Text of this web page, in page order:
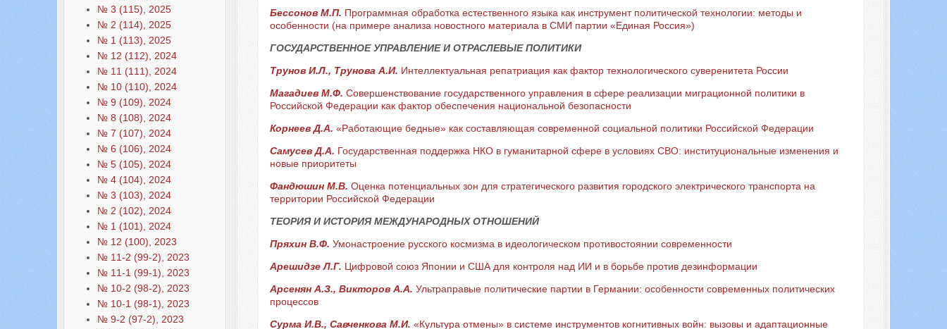
№ 3 (115), 2025
№ 2 (114), 2025
№ 1 (113), 2025
№ 12 (112), 2024
№ 11 (111), 2024
№ 10 (110), 2024
№ 9 (109), 2024
№ 8 (108), 2024
№ 7 (107), 2024
№ 6 (106), 2024
№ 5 (105), 2024
№ 4 (104), 2024
№ 3 (103), 2024
№ 2 (102), 2024
№ 1 (101), 2024
№ 12 (100), 2023
№ 11-2 (99-2), 2023
№ 11-1 (99-1), 2023
№ 10-2 (98-2), 2023
№ 10-1 (98-1), 2023
№ 9-2 (97-2), 2023
Бессонов М.П. Программная обработка естественного языка как инструмент политической технологии: методы и
особенности (на примере анализа новостного материала в СМИ партии «Единая Россия»)
ГОСУДАРСТВЕННОЕ УПРАВЛЕНИЕ И ОТРАСЛЕВЫЕ ПОЛИТИКИ
Трунов И.Л., Трунова А.И. Интеллектуальная репатриация как фактор технологического суверенитета России
Магадиев М.Ф. Совершенствование государственного управления в сфере реализации миграционной политики в
Российской Федерации как фактор обеспечения национальной безопасности
Корнеев Д.А. «Работающие бедные» как составляющая современной социальной политики Российской Федерации
Самусев Д.А. Государственная поддержка НКО в гуманитарной сфере в условиях СВО: институциональные изменения и
новые приоритеты
Фандюшин М.В. Оценка потенциальных зон для стратегического развития городского электрического транспорта на
территории Российской Федерации
ТЕОРИЯ И ИСТОРИЯ МЕЖДУНАРОДНЫХ ОТНОШЕНИЙ
Пряхин В.Ф. Умонастроение русского космизма в идеологическом противостоянии современности
Арешидзе Л.Г. Цифровой союз Японии и США для контроля над ИИ и в борьбе против дезинформации
Арсенян А.З., Викторов А.А. Ультраправые политические партии в Германии: особенности современных политических
процессов
Сурма И.В., Савченкова М.И. «Культура отмены» в системе инструментов когнитивных войн: вызовы и адаптационные